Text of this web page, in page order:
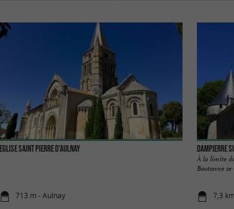
Eglise Saint Pierre d'Aulnay
713 m - Aulnay
Dampierre
À la limite
Boutonne se
7,3